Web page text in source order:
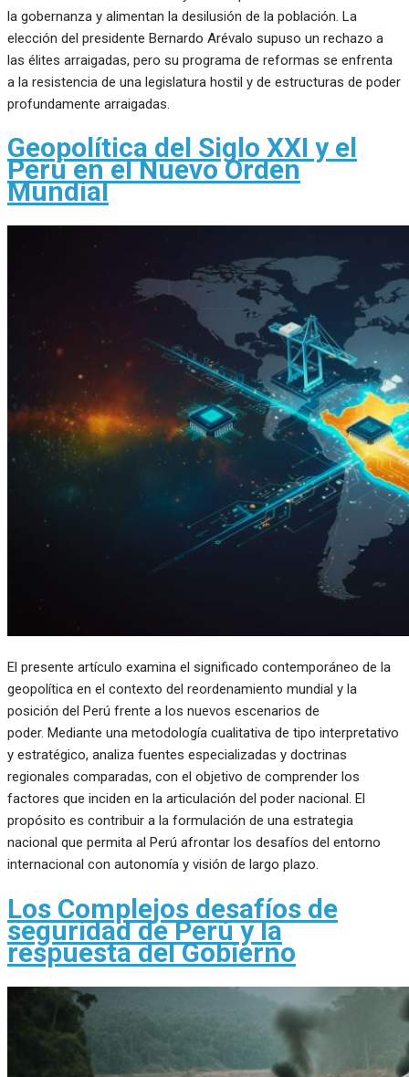
la gobernanza y alimentan la desilusión de la población. La
elección del presidente Bernardo Arévalo supuso un rechazo a
las élites arraigadas, pero su programa de reformas se enfrenta
a la resistencia de una legislatura hostil y de estructuras de poder
profundamente arraigadas.
Geopolítica del Siglo XXI y el
Perú en el Nuevo Orden
Mundial
El presente artículo examina el significado contemporáneo de la
geopolítica en el contexto del reordenamiento mundial y la
posición del Perú frente a los nuevos escenarios de
poder. Mediante una metodología cualitativa de tipo interpretativo
y estratégico, analiza fuentes especializadas y doctrinas
regionales comparadas, con el objetivo de comprender los
factores que inciden en la articulación del poder nacional. El
propósito es contribuir a la formulación de una estrategia
nacional que permita al Perú afrontar los desafíos del entorno
internacional con autonomía y visión de largo plazo.
Los Complejos desafíos de
seguridad de Perú y la
respuesta del Gobierno